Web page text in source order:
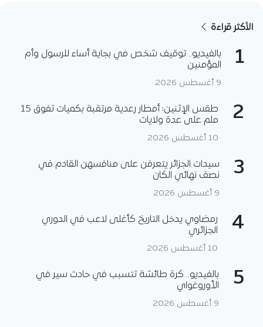
الأكثر قراءة
1
بالفيديو.. توقيف شخص في بجاية أساء للرسول وأم
المؤمنين
9 أغسطس 2026
2
طقس الإثنين: أمطار رعدية مرتقبة بكميات تفوق 15
ملم على عدة ولايات
10 أغسطس 2026
3
سيدات الجزائر يتعرفن على منافسهن القادم في
نصف نهائي الكان
9 أغسطس 2026
4
رمضاوي يدخل التاريخ كأغلى لاعب في الدوري
الجزائري
10 أغسطس 2026
5
بالفيديو.. كرة طائشة تتسبب في حادث سير في
الأوروغواي
9 أغسطس 2026